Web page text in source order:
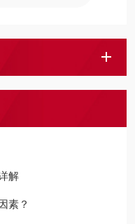
解
素？